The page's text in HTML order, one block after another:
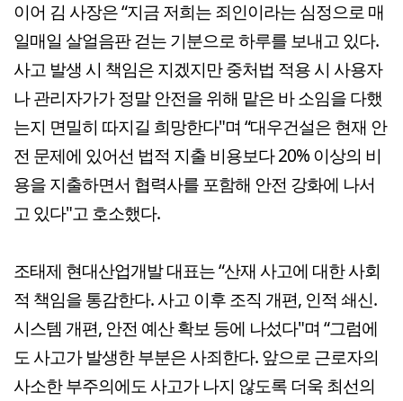
이어 김 사장은 “지금 저희는 죄인이라는 심정으로 매
일매일 살얼음판 걷는 기분으로 하루를 보내고 있다.
사고 발생 시 책임은 지겠지만 중처법 적용 시 사용자
나 관리자가가 정말 안전을 위해 맡은 바 소임을 다했
는지 면밀히 따지길 희망한다"며 “대우건설은 현재 안
전 문제에 있어선 법적 지출 비용보다 20% 이상의 비
용을 지출하면서 협력사를 포함해 안전 강화에 나서
고 있다"고 호소했다.
조태제 현대산업개발 대표는 “산재 사고에 대한 사회
적 책임을 통감한다. 사고 이후 조직 개편, 인적 쇄신.
시스템 개편, 안전 예산 확보 등에 나섰다"며 “그럼에
도 사고가 발생한 부분은 사죄한다. 앞으로 근로자의
사소한 부주의에도 사고가 나지 않도록 더욱 최선의